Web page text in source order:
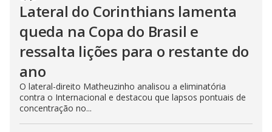
Lateral do Corinthians lamenta
queda na Copa do Brasil e
ressalta lições para o restante do
ano
O lateral-direito Matheuzinho analisou a eliminatória
contra o Internacional e destacou que lapsos pontuais de
concentração no...